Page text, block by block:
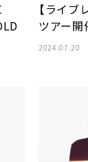
【ライブ
ツアー開
2024.07.20